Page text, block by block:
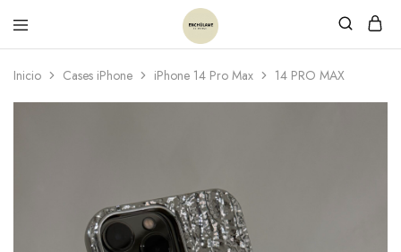
Inicio Cases iPhone iPhone 14 Pro Max 14 PRO MAX